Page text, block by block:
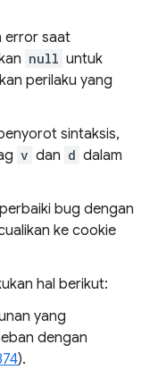
error saat
null untuk
perilaku yang
sintaksis,
v dan d dalam
bug dengan
ke cookie
hal berikut:
yang
dengan
).